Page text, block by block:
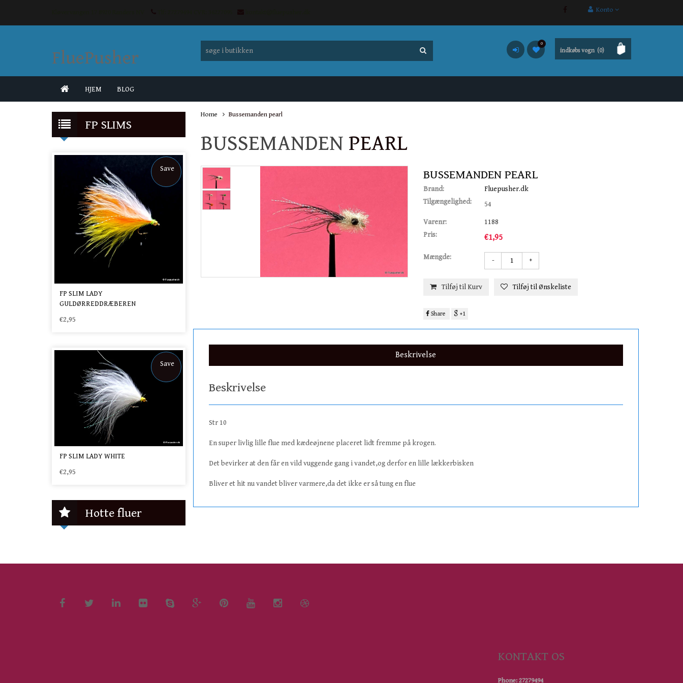
Konto
FluePusher indkøbs vogn (0)
0
HJEM BLOG
FP SLIMS
Save
FP SLIM LADY
GULDØRREDDRÆBEREN
€2,95
Save
FP SLIM LADY WHITE
€2,95
Hotte fluer
Home Bussemanden pearl
BUSSEMANDEN PEARL
BUSSEMANDEN PEARL
Brand:
Fluepusher.dk
Tilgængelighed:
54
Varenr:
1188
Pris:
€1,95
Mængde: - +
Tilføj til Kurv Tilføj til Ønskeliste
Share +1
Beskrivelse
Beskrivelse
Str 10
En super livlig lille flue med kædeøjnene placeret lidt fremme på krogen.
Det bevirker at den får en vild vuggende gang i vandet,og derfor en lille lækkerbisken
Bliver et hit nu vandet bliver varmere,da det ikke er så tung en flue
KONTAKT OS
Phone: 27279494